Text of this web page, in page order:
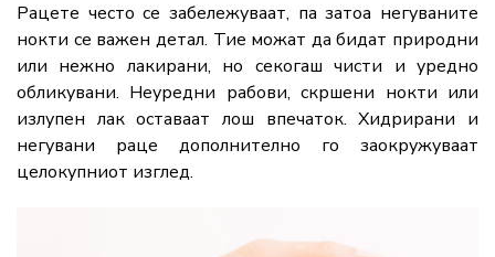
Рацете често се забележуваат, па затоа негуваните
нокти се важен детал. Тие можат да бидат природни
или нежно лакирани, но секогаш чисти и уредно
обликувани. Неуредни рабови, скршени нокти или
излупен лак оставаат лош впечаток. Хидрирани и
негувани раце дополнително го заокружуваат
целокупниот изглед.